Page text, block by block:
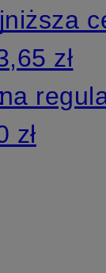
zł
zł